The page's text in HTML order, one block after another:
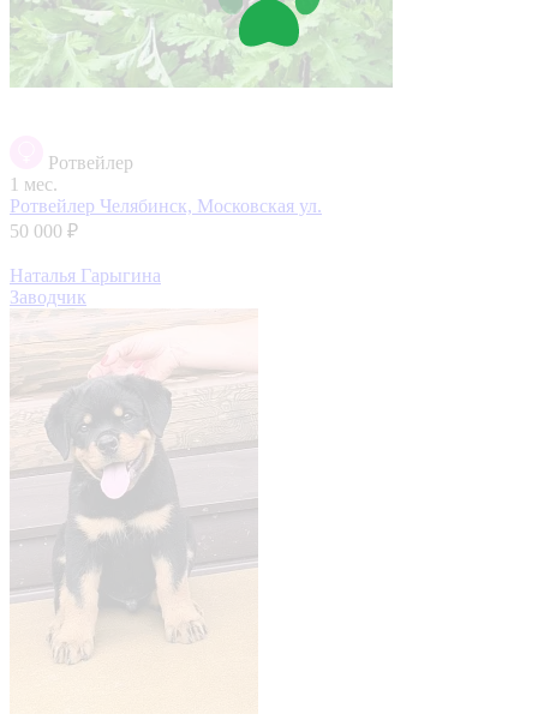
Ротвейлер
1 мес.
Ротвейлер Челябинск, Московская ул.
50 000 ₽
Наталья Гарыгина
Заводчик